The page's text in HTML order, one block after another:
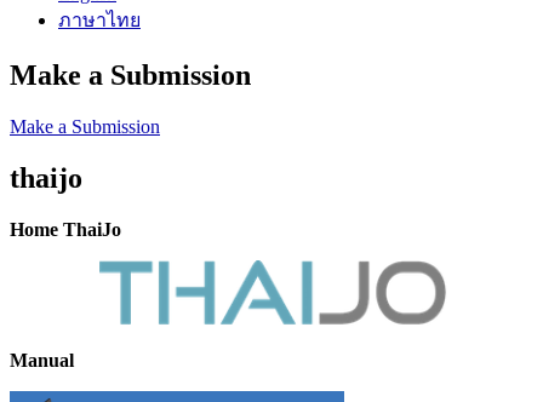
ภาษาไทย
Make a Submission
Make a Submission
thaijo
Home ThaiJo
Manual